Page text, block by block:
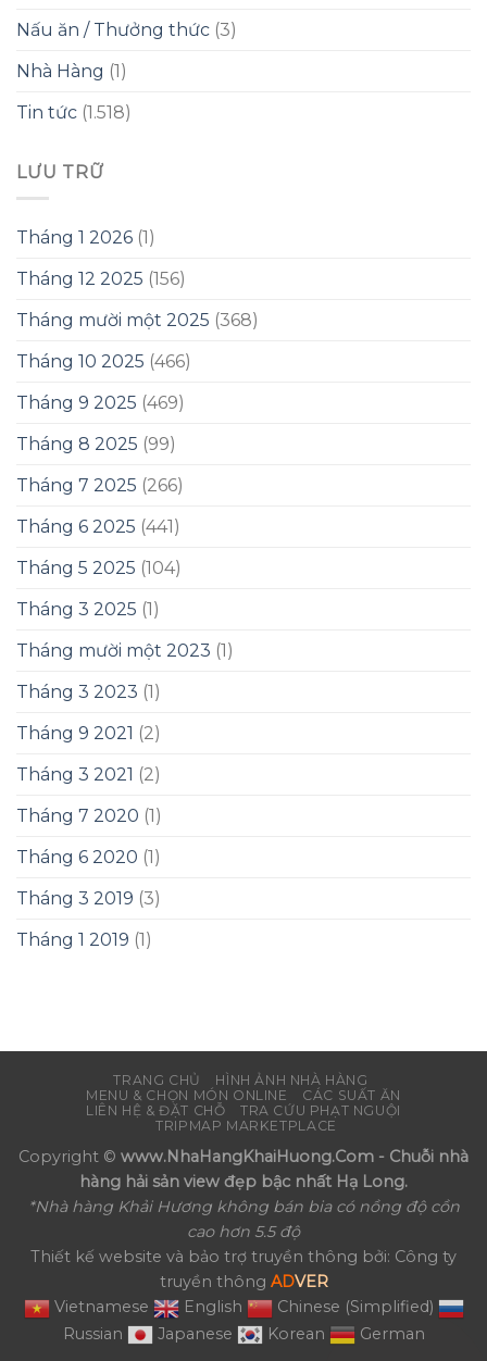
Nấu ăn / Thưởng thức (3)
Nhà Hàng (1)
Tin tức (1.518)
LƯU TRỮ
Tháng 1 2026 (1)
Tháng 12 2025 (156)
Tháng mười một 2025 (368)
Tháng 10 2025 (466)
Tháng 9 2025 (469)
Tháng 8 2025 (99)
Tháng 7 2025 (266)
Tháng 6 2025 (441)
Tháng 5 2025 (104)
Tháng 3 2025 (1)
Tháng mười một 2023 (1)
Tháng 3 2023 (1)
Tháng 9 2021 (2)
Tháng 3 2021 (2)
Tháng 7 2020 (1)
Tháng 6 2020 (1)
Tháng 3 2019 (3)
Tháng 1 2019 (1)
TRANG CHỦ
HÌNH ẢNH NHÀ HÀNG
MENU & CHỌN MÓN ONLINE
CÁC SUẤT ĂN
LIÊN HỆ & ĐẶT CHỖ
TRA CỨU PHẠT NGUỘI
TRIPMAP MARKETPLACE
Copyright © www.NhaHangKhaiHuong.Com - Chuỗi nhà
hàng hải sản view đẹp bậc nhất Hạ Long.
*Nhà hàng Khải Hương không bán bia có nồng độ cồn
cao hơn 5.5 độ
Thiết kế website và bảo trợ truyền thông bởi: Công ty
truyền thông ADVER
Vietnamese
English
Chinese (Simplified)
Russian
Japanese Korean German